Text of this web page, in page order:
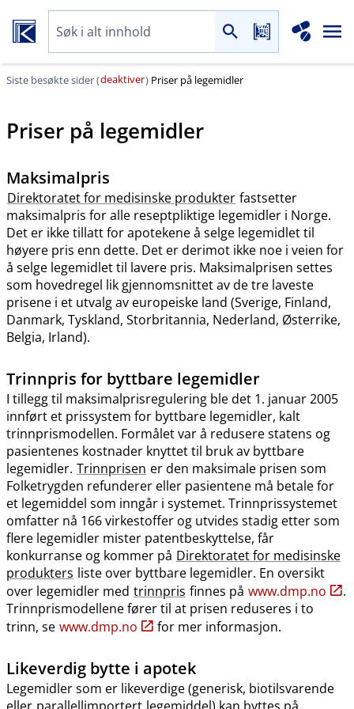
Siste besøkte sider (deaktiver) Priser på legemidler
Priser på legemidler
Maksimalpris
Direktoratet for medisinske produkter fastsetter
maksimalpris for alle reseptpliktige legemidler i Norge.
Det er ikke tillatt for apotekene å selge legemidlet til
høyere pris enn dette. Det er derimot ikke noe i veien for
å selge legemidlet til lavere pris. Maksimalprisen settes
som hovedregel lik gjennomsnittet av de tre laveste
prisene i et utvalg av europeiske land (Sverige, Finland,
Danmark, Tyskland, Storbritannia, Nederland, Østerrike,
Belgia, Irland).
Trinnpris for byttbare legemidler
I tillegg til maksimalprisregulering ble det 1. januar 2005
innført et prissystem for byttbare legemidler, kalt
trinnprismodellen. Formålet var å redusere statens og
pasientenes kostnader knyttet til bruk av byttbare
legemidler. Trinnprisen er den maksimale prisen som
Folketrygden refunderer eller pasientene må betale for
et legemiddel som inngår i systemet. Trinnprissystemet
omfatter nå 166 virkestoffer og utvides stadig etter som
flere legemidler mister patentbeskyttelse, får
konkurranse og kommer på Direktoratet for medisinske
produkters liste over byttbare legemidler. En oversikt
over legemidler med trinnpris finnes på www.dmp.no
.
Trinnprismodellene fører til at prisen reduseres i to
trinn, se www.dmp.no for mer informasjon.
Likeverdig bytte i apotek
Legemidler som er likeverdige (generisk, biotilsvarende